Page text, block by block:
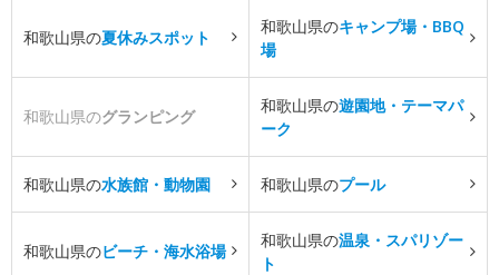
和歌山県の夏休みスポット
和歌山県のキャンプ場・BBQ
場
和歌山県のグランピング
和歌山県の遊園地・テーマパ
ーク
和歌山県の水族館・動物園 和歌山県のプール
和歌山県のビーチ・海水浴場
和歌山県の温泉・スパリゾー
ト